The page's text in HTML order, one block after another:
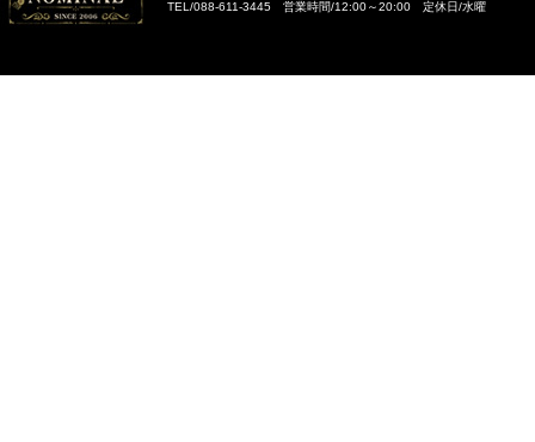
TEL/088-611-3445 営業時間/12:00～20:00 定休日/水曜